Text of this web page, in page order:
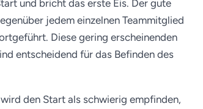
und bricht das erste Eis. Der gute
jedem einzelnen Teammitglied
Diese gering erscheinenden
entscheidend für das Befinden des
den Start als schwierig empfinden,